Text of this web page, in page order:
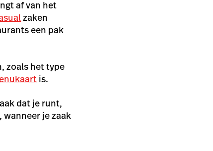
af van het
zaken
een pak
zoals het type
is.
dat je runt,
je zaak